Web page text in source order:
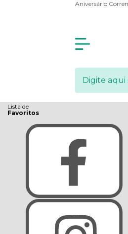
Acesse sua conta e pedidos
Lista de
Favoritos
Aniversário